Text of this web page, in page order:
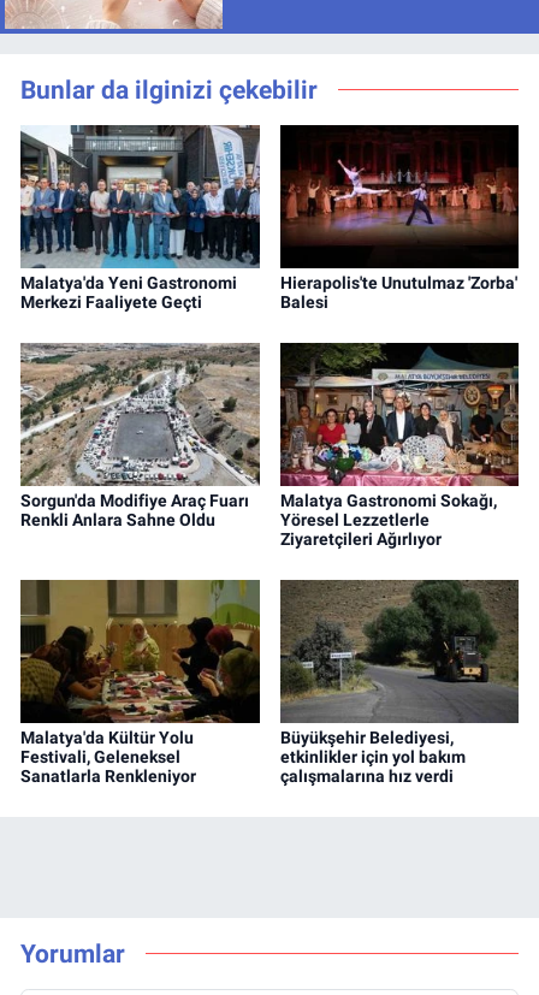
Bunlar da ilginizi çekebilir
Malatya'da Yeni Gastronomi
Merkezi Faaliyete Geçti
Hierapolis'te Unutulmaz 'Zorba'
Balesi
Sorgun'da Modifiye Araç Fuarı
Renkli Anlara Sahne Oldu
Malatya Gastronomi Sokağı,
Yöresel Lezzetlerle
Ziyaretçileri Ağırlıyor
Malatya'da Kültür Yolu
Festivali, Geleneksel
Sanatlarla Renkleniyor
Büyükşehir Belediyesi,
etkinlikler için yol bakım
çalışmalarına hız verdi
Yorumlar